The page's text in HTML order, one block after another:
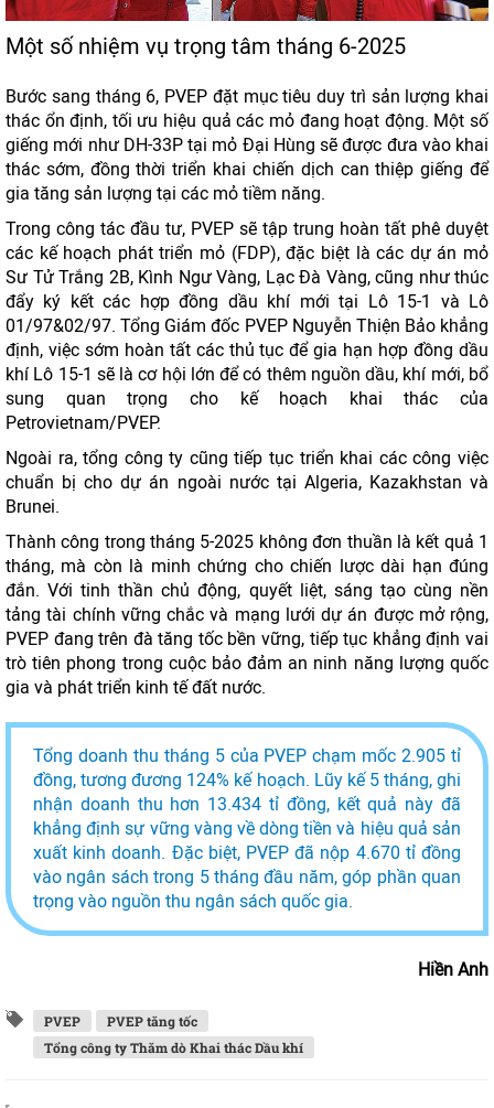
Một số nhiệm vụ trọng tâm tháng 6-2025
Bước sang tháng 6, PVEP đặt mục tiêu duy trì sản lượng khai
thác ổn định, tối ưu hiệu quả các mỏ đang hoạt động. Một số
giếng mới như DH-33P tại mỏ Đại Hùng sẽ được đưa vào khai
thác sớm, đồng thời triển khai chiến dịch can thiệp giếng để
gia tăng sản lượng tại các mỏ tiềm năng.
Trong công tác đầu tư, PVEP sẽ tập trung hoàn tất phê duyệt
các kế hoạch phát triển mỏ (FDP), đặc biệt là các dự án mỏ
Sư Tử Trắng 2B, Kình Ngư Vàng, Lạc Đà Vàng, cũng như thúc
đẩy ký kết các hợp đồng dầu khí mới tại Lô 15-1 và Lô
01/97&02/97. Tổng Giám đốc PVEP Nguyễn Thiện Bảo khẳng
định, việc sớm hoàn tất các thủ tục để gia hạn hợp đồng dầu
khí Lô 15-1 sẽ là cơ hội lớn để có thêm nguồn dầu, khí mới, bổ
sung quan trọng cho kế hoạch khai thác của
Petrovietnam/PVEP.
Ngoài ra, tổng công ty cũng tiếp tục triển khai các công việc
chuẩn bị cho dự án ngoài nước tại Algeria, Kazakhstan và
Brunei.
Thành công trong tháng 5-2025 không đơn thuần là kết quả 1
tháng, mà còn là minh chứng cho chiến lược dài hạn đúng
đắn. Với tinh thần chủ động, quyết liệt, sáng tạo cùng nền
tảng tài chính vững chắc và mạng lưới dự án được mở rộng,
PVEP đang trên đà tăng tốc bền vững, tiếp tục khẳng định vai
trò tiên phong trong cuộc bảo đảm an ninh năng lượng quốc
gia và phát triển kinh tế đất nước.
Tổng doanh thu tháng 5 của PVEP chạm mốc 2.905 tỉ
đồng, tương đương 124% kế hoạch. Lũy kế 5 tháng, ghi
nhận doanh thu hơn 13.434 tỉ đồng, kết quả này đã
khẳng định sự vững vàng về dòng tiền và hiệu quả sản
xuất kinh doanh. Đặc biệt, PVEP đã nộp 4.670 tỉ đồng
vào ngân sách trong 5 tháng đầu năm, góp phần quan
trọng vào nguồn thu ngân sách quốc gia.
Hiền Anh
PVEP
PVEP tăng tốc
Tổng công ty Thăm dò Khai thác Dầu khí